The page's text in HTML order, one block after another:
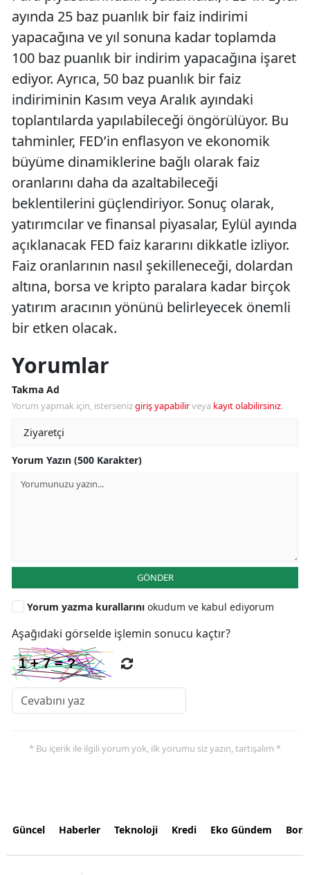
ayında 25 baz puanlık bir faiz indirimi
yapacağına ve yıl sonuna kadar toplamda
100 baz puanlık bir indirim yapacağına işaret
ediyor. Ayrıca, 50 baz puanlık bir faiz
indiriminin Kasım veya Aralık ayındaki
toplantılarda yapılabileceği öngörülüyor. Bu
tahminler, FED’in enflasyon ve ekonomik
büyüme dinamiklerine bağlı olarak faiz
oranlarını daha da azaltabileceği
beklentilerini güçlendiriyor. Sonuç olarak,
yatırımcılar ve finansal piyasalar, Eylül ayında
açıklanacak FED faiz kararını dikkatle izliyor.
Faiz oranlarının nasıl şekilleneceği, dolardan
altına, borsa ve kripto paralara kadar birçok
yatırım aracının yönünü belirleyecek önemli
bir etken olacak.
Yorumlar
Takma Ad
Yorum yapmak için, istersenizgiriş yapabilirveya kayıt olabilirsiniz.
Yorum Yazın (500 Karakter)
GÖNDER
Yorum yazma kurallarını okudum ve kabul ediyorum
Aşağıdaki görselde işlemin sonucu kaçtır?
* Bu içerik ile ilgili yorum yok, ilk yorumu siz yazın, tartışalım *
Güncel Haberler Teknoloji Kredi Eko Gündem